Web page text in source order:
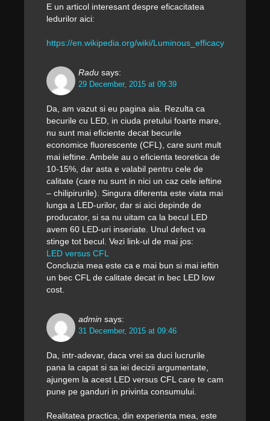
E un articol interesant despre eficacitatea
ledurilor aici:
https://en.wikipedia.org/wiki/Luminous_efficacy
Radu says:
29 December, 2015 at 09:39
Da, am vazut si eu pagina aia. Rezulta ca
becurile cu LED, in ciuda pretului foarte mare,
nu sunt mai eficiente decat becurile
economice fluorescente (CFL), care sunt mult
mai ieftine. Ambele au o eficienta teoretica de
10-15%, dar asta e valabil pentru cele de
calitate (care nu sunt in nici un caz cele ieftine
– chilipirurile). Singura diferenta este viata mai
lunga a LED-urilor, dar si aici depinde de
producator, si sa nu uitam ca la becul LED
avem 60 LED-uri inseriate. Unul defect va
stinge tot becul. Vezi link-ul de mai jos:
LED versus CFL
Concluzia mea este ca e mai bun si mai ieftin
un bec CFL de calitate decat in bec LED low
cost.
admin says:
31 December, 2015 at 09:46
Da, intr-adevar, daca vrei sa duci lucrurile
pana la capat si sa iei decizii argumentate,
ajungem la acest LED versus CFL care te cam
pune pe ganduri in privinta consumului.
Realitatea practica, din experienta mea, este